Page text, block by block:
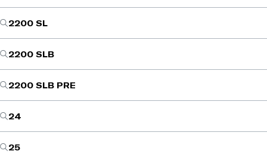
2200 SL
2200 SLB
2200 SLB PRE
24
25